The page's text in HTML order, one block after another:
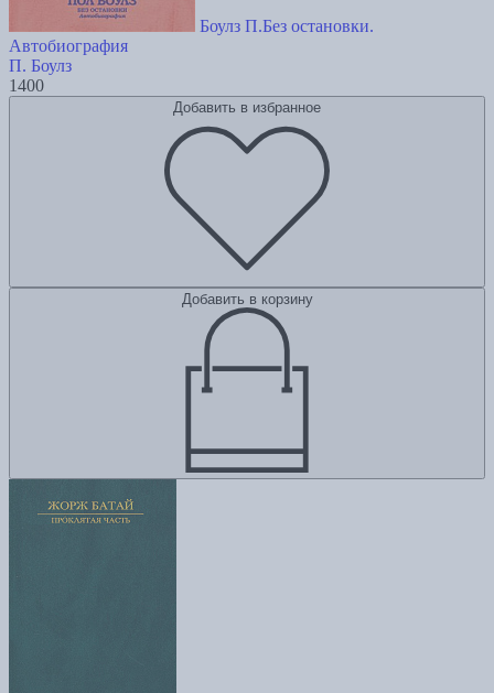
Боулз П.Без остановки.
Автобиография
П. Боулз
1400
Добавить в избранное
Добавить в корзину